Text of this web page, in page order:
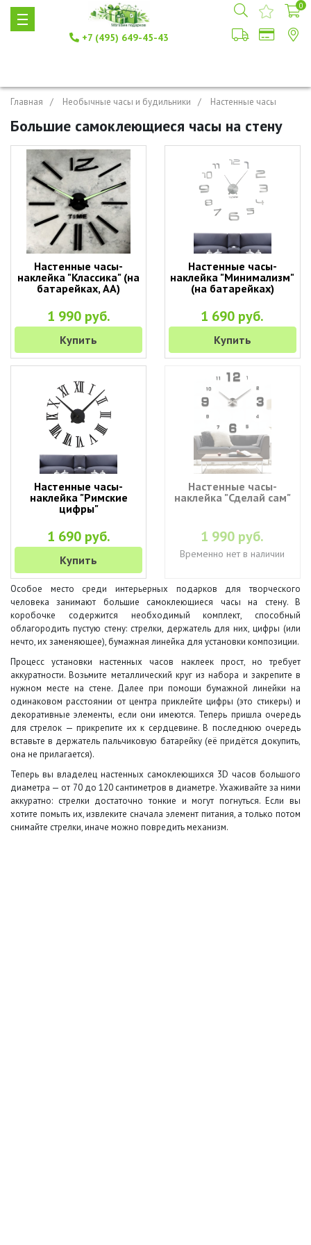
+7 (495) 649-45-43
0
Главная Необычные часы и будильники Настенные часы
Большие самоклеющиеся часы на стену
Настенные часы-
наклейка "Классика" (на
батарейках, АА)
1 990 руб.
Купить
Настенные часы-
наклейка "Минимализм"
(на батарейках)
1 690 руб.
Купить
Настенные часы-
наклейка "Римские
цифры"
1 690 руб.
Купить
Настенные часы-
наклейка "Сделай сам"
1 990 руб.
Временно нет в наличии
Особое место среди интерьерных подарков для творческого
человека занимают большие самоклеющиеся часы на стену. В
коробочке содержится необходимый комплект, способный
облагородить пустую стену: стрелки, держатель для них, цифры (или
нечто, их заменяющее), бумажная линейка для установки композиции.
Процесс установки настенных часов наклеек прост, но требует
аккуратности. Возьмите металлический круг из набора и закрепите в
нужном месте на стене. Далее при помощи бумажной линейки на
одинаковом расстоянии от центра приклейте цифры (это стикеры) и
декоративные элементы, если они имеются. Теперь пришла очередь
для стрелок — прикрепите их к сердцевине. В последнюю очередь
вставьте в держатель пальчиковую батарейку (её придётся докупить,
она не прилагается).
Теперь вы владелец настенных самоклеющихся 3D часов большого
диаметра — от 70 до 120 сантиметров в диаметре. Ухаживайте за ними
аккуратно: стрелки достаточно тонкие и могут погнуться. Если вы
хотите помыть их, извлеките сначала элемент питания, а только потом
снимайте стрелки, иначе можно повредить механизм.